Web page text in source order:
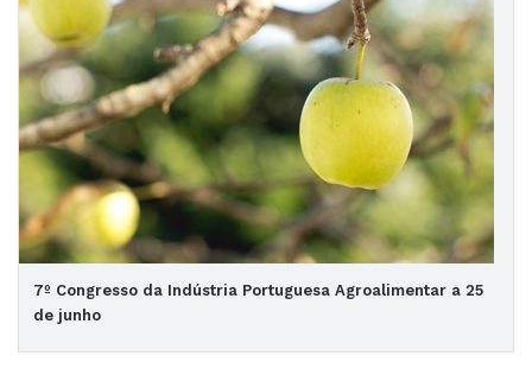
7º Congresso da Indústria Portuguesa Agroalimentar a 25
de junho